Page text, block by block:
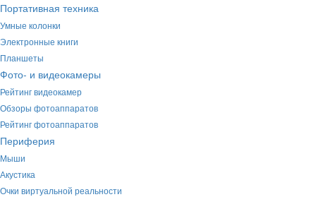
Портативная техника
Умные колонки
Электронные книги
Планшеты
Фото- и видеокамеры
Рейтинг видеокамер
Обзоры фотоаппаратов
Рейтинг фотоаппаратов
Периферия
Мыши
Акустика
Очки виртуальной реальности